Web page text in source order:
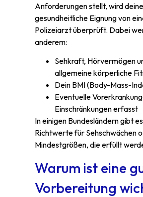
Anforderungen stellt, wird deine
gesundheitliche Eignung von
Polizeiarzt überprüft. Dabei
anderem:
Sehkraft, Hörvermögen
allgemeine körperliche
Dein BMI (Body-Mass-
Eventuelle
Einschränkungen erfasst
In einigen Bundesländern gibt
Richtwerte für Sehschwächen
Mindestgrößen, die erfüllt
Warum ist eine
Vorbereitung